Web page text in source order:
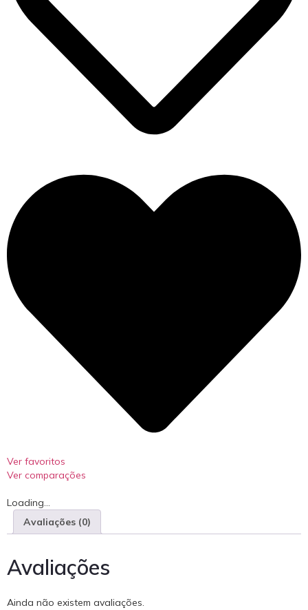
Ver favoritos
Ver comparações
Loading...
Avaliações (0)
Avaliações
Ainda não existem avaliações.